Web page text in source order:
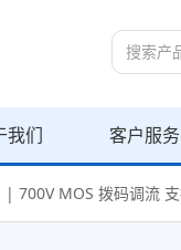
我们 客户服务
| 700V MOS 拨码调流